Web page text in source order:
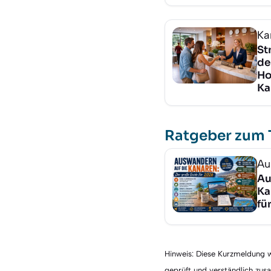
Ratgeber zum
Hinweis: Diese